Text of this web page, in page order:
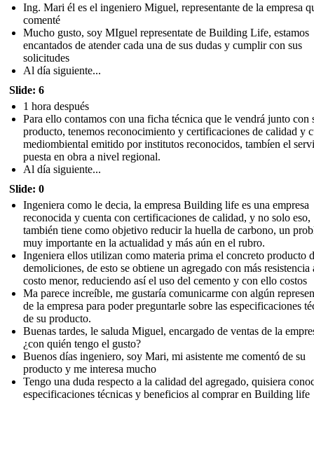
Ing. Mari él es el ingeniero Miguel, representante de la empresa
comenté
Mucho gusto, soy MIguel representate de Building Life, estamos
encantados de atender cada una de sus dudas y cumplir con sus
solicitudes
Al día siguiente...
Slide: 6
1 hora después
Para ello contamos con una ficha técnica que le vendrá junto con
producto, tenemos reconocimiento y certificaciones de calidad y
mediombiental emitido por institutos reconocidos, tambíen el
puesta en obra a nivel regional.
Al día siguiente...
Slide: 0
Ingeniera como le decia, la empresa Building life es una empresa
reconocida y cuenta con certificaciones de calidad, y no solo eso,
también tiene como objetivo reducir la huella de carbono, un
muy importante en la actualidad y más aún en el rubro.
Ingeniera ellos utilizan como materia prima el concreto producto
demoliciones, de esto se obtiene un agregado con más resistencia
costo menor, reduciendo así el uso del cemento y con ello costos
Ma parece increíble, me gustaría comunicarme con algún
de la empresa para poder preguntarle sobre las especificaciones
de su producto.
Buenas tardes, le saluda Miguel, encargado de ventas de la
¿con quién tengo el gusto?
Buenos días ingeniero, soy Mari, mi asistente me comentó de su
producto y me interesa mucho
Tengo una duda respecto a la calidad del agregado, quisiera
especificaciones técnicas y beneficios al comprar en Building life